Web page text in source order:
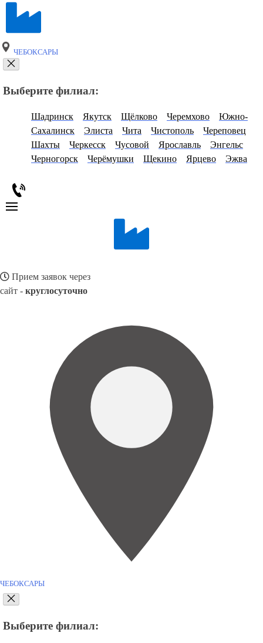
ЧЕБОКСАРЫ
Выберите филиал:
Шадринск Якутск Щёлково Черемхово
Южно-
Сахалинск
Элиста Чита Чистополь
Череповец
Шахты
Черкесск Чусовой Ярославль
Энгельс
Черногорск
Черёмушки Щекино Ярцево Эжва
Прием заявок через
сайт - круглосуточно
ЧЕБОКСАРЫ
Выберите филиал: